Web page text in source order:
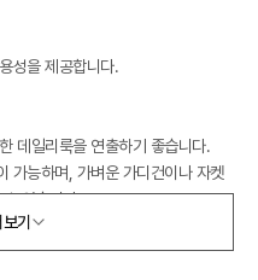
성을 제공합니다.
데일리룩을 연출하기 좋습니다.
가능하며, 가벼운 가디건이나 자켓
있습니다.
35 in / 55사이즈 착용
기